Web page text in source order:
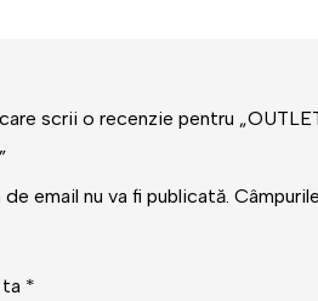
scrii o recenzie pentru
email nu va fi publicată.
ta *